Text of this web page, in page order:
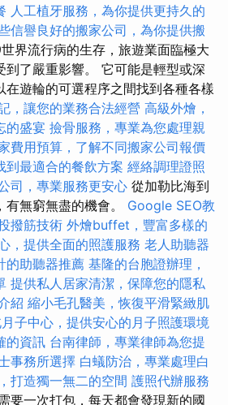
人工植牙服務，為你提供更持久的
信譽良好的搬家公司，為你提供搬
界流行病的生存，旅遊業面臨極大
到了嚴重影響。 它可能是輕型或深
在遊輪的可選程序之間找到各種各樣
，讓您的業務合法經營 高級外燴，
的盛宴 撿骨服務，專業為您處理親
費用預算，了解不同搬家公司報價
到最適合的餐飲方案 經絡調理證照
司，專業服務更安心 從加勒比海到
無窮無盡的機會。 Google SEO教
撥筋技術 外燴buffet，豐富多樣的
，提供全面的照護服務 老人助聽器
的助聽器推薦 基隆的台胞證辦理，
提供私人居家清潔，保障您的隱私
紹 縮小毛孔醫美，恢復平滑緊緻肌
子中心，提供安心的月子照護環境
的資訊 台南律師，專業律師為您提
事務所選擇 白蟻防治，專業處理白
打造獨一無二的空間 護照代辦服務
要一次打包，每天都會發現新的國